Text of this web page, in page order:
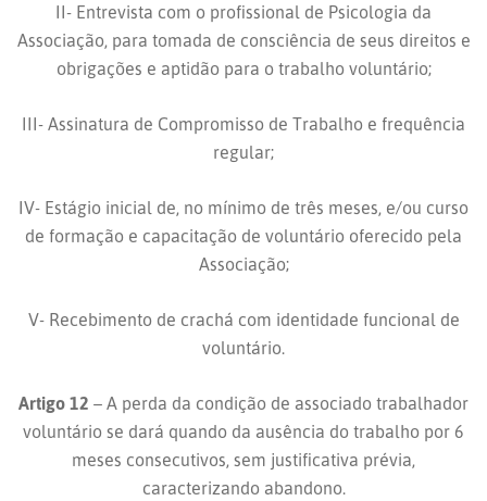
II- Entrevista com o profissional de Psicologia da
Associação, para tomada de consciência de seus direitos e
obrigações e aptidão para o trabalho voluntário;
III- Assinatura de Compromisso de Trabalho e frequência
regular;
IV- Estágio inicial de, no mínimo de três meses, e/ou curso
de formação e capacitação de voluntário oferecido pela
Associação;
V- Recebimento de crachá com identidade funcional de
voluntário.
Artigo 12 – A perda da condição de associado trabalhador
voluntário se dará quando da ausência do trabalho por 6
meses consecutivos, sem justificativa prévia,
caracterizando abandono.